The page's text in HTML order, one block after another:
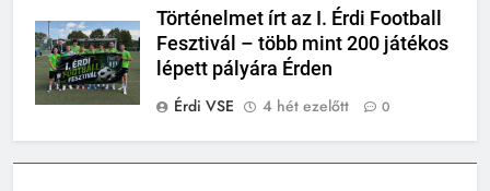
Történelmet írt az I. Érdi Football
Fesztivál – több mint 200 játékos
lépett pályára Érden
Érdi VSE
4 hét ezelőtt 0